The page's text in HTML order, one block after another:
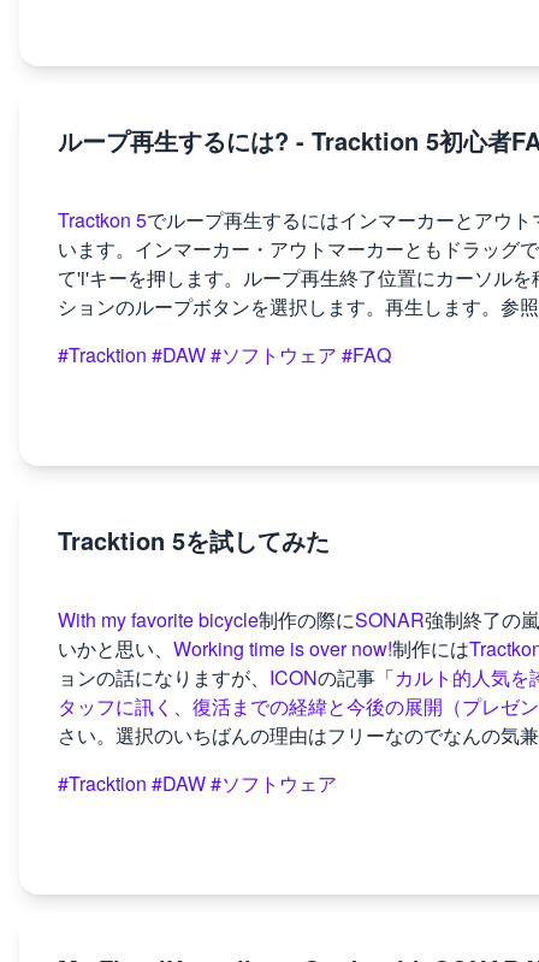
ループ再生するには? - Tracktion 5初心者
Tractkon 5でループ再生するにはインマーカーとアウ
います。インマーカー・アウトマーカーともドラッグ
て'i'キーを押します。ループ再生終了位置にカーソル
ションのループボタンを選択します。再生します。参
#Tracktion #DAW#ソフトウェア #FAQ
Tracktion 5を試してみた
With my favorite bicycle制作の際にSONAR強制終了の
いかと思い、 Working time is over now!制作には
ョンの話になりますが、 ICONの記事「カルト的人気を
タッフに訊く、復活までの経緯と今後の展開（プレゼ
さい。選択のいちばんの理由はフリーなのでなんの気
#Tracktion #DAW#ソフトウェア